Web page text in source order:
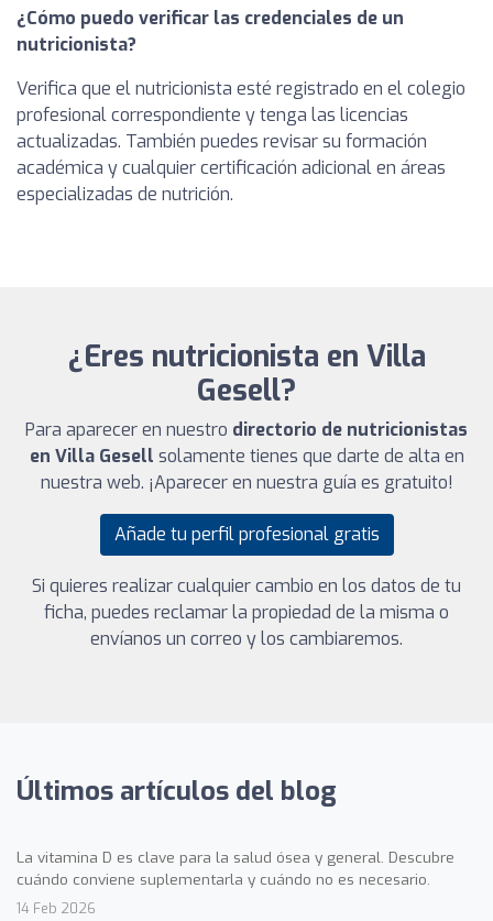
¿Cómo puedo verificar las credenciales de un
nutricionista?
Verifica que el nutricionista esté registrado en el colegio
profesional correspondiente y tenga las licencias
actualizadas. También puedes revisar su formación
académica y cualquier certificación adicional en áreas
especializadas de nutrición.
¿Eres nutricionista en Villa
Gesell?
Para aparecer en nuestro directorio de nutricionistas
en Villa Gesell solamente tienes que darte de alta en
nuestra web. ¡Aparecer en nuestra guía es gratuito!
Añade tu perfil profesional gratis
Si quieres realizar cualquier cambio en los datos de tu
ficha, puedes reclamar la propiedad de la misma o
envíanos un correo y los cambiaremos.
Últimos artículos del blog
La vitamina D es clave para la salud ósea y general. Descubre
cuándo conviene suplementarla y cuándo no es necesario.
14 Feb 2026